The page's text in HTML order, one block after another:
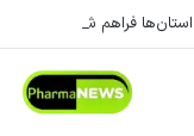
فراهم شد.